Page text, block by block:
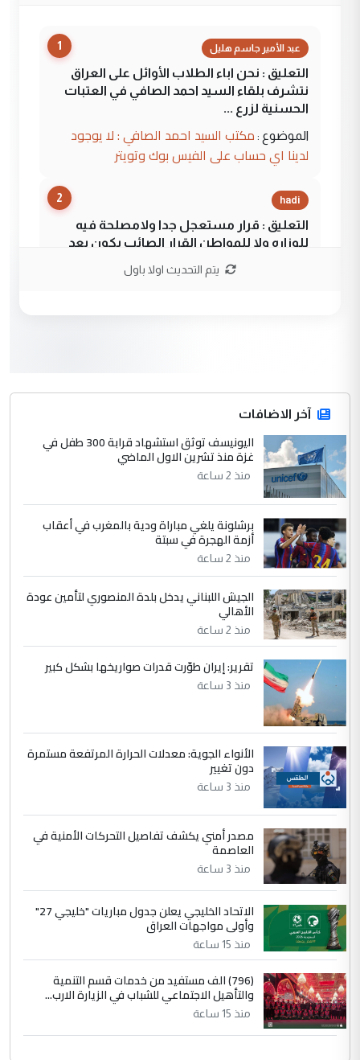
1 عبد الأمير جاسم هليل
التعليق : نحن اباء الطلاب الأوائل على العراق
نتشرف بلقاء السيد احمد الصافي في العتبات
الحسنية لزرع ...
الموضوع : مكتب السيد احمد الصافي : لا يوجود
لدينا اي حساب على الفيس بوك وتويتر
2 hadi
التعليق : قرار مستعجل جدا ولامصلحة فيه
للوزاره ولا للمواطن القرار الصائب يكون بعد
جنسية الرافد الثالث للعراق ومن اصول عريقة
ابا فرات ...
الموضوع :
الجواهري يرد على صدام حسين سل
مضجعيك يابن الزنا (نص كامل)
4 سردار
التعليق : واحد من عصابة علي ماما يسقط
جنسية الرافد الثالث للعراق ومن اصول عريقة
ابا فرات ...
الموضوع :
الجواهري يرد على صدام حسين سل
مضجعيك يابن الزنا (نص كامل)
التعليق : تحياتي لك استاذ حامدتركان. كلام
دقيق ومسؤول؛ فالاستثمار الحقيقي للإنسان
وثروات البلد يعتمد على الكفاءة ...
الموضوع :
بين الإهمال واغتصاب الأرض.. بلاد
الرافدين تعاني الجفاف والتصحر!!
يتم التحديث اولا باول
آخر الاضافات
اليونيسف توثق استشهاد قرابة 300 طفل في
غزة منذ تشرين الاول الماضي
منذ 2 ساعة
برشلونة يلغي مباراة ودية بالمغرب في أعقاب
أزمة الهجرة في سبتة
منذ 2 ساعة
الجيش اللبناني يدخل بلدة المنصوري لتأمين عودة
الأهالي
منذ 2 ساعة
تقرير: إيران طوّرت قدرات صواريخها بشكل كبير
منذ 3 ساعة
الأنواء الجوية: معدلات الحرارة المرتفعة مستمرة
دون تغيير
منذ 3 ساعة
مصدر أمني يكشف تفاصيل التحركات الأمنية في
العاصمة
منذ 3 ساعة
الاتحاد الخليجي يعلن جدول مباريات "خليجي 27"
وأولى مواجهات العراق
منذ 15 ساعة
(796) الف مستفيد من خدمات قسم التنمية
والتأهيل الاجتماعي للشباب في الزيارة الارب...
منذ 15 ساعة